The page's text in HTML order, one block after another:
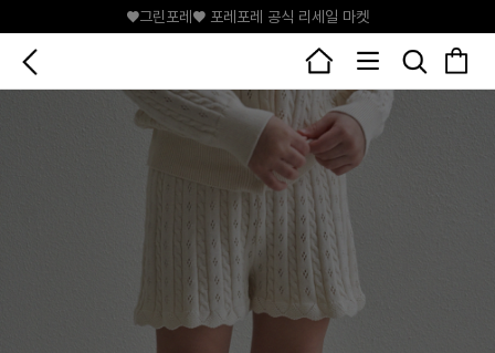
♥그린포레♥ 포레포레 공식 리세일 마켓
매일매일 출석체크📅